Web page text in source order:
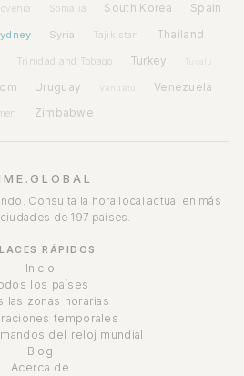
Somalia South Korea Spain
Syria Tajikistan Thailand
Trinidad and Tobago Turkey Tuvalu
Uruguay Vanuatu Venezuela
Zimbabwe
Consulta la hora local actual en más
de 197 países.
RÁPIDOS
Inicio
los países
las zonas horarias
temporales
del reloj mundial
Blog
Acerca de